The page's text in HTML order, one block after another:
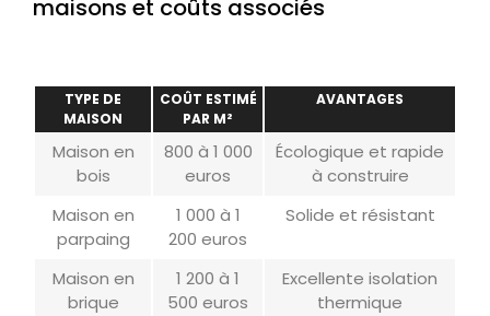
maisons et coûts associés
TYPE DE
MAISON
COÛT ESTIMÉ
PAR M²
AVANTAGES
Maison en
bois
800 à 1 000
euros
Écologique et rapide
à construire
Maison en
parpaing
1 000 à 1
200 euros
Solide et résistant
Maison en
brique
1 200 à 1
500 euros
Excellente isolation
thermique